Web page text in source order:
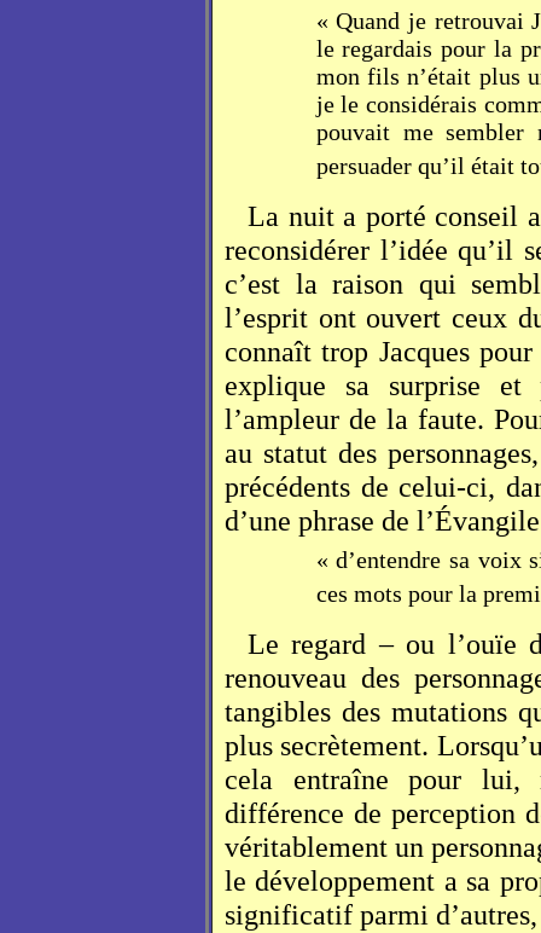
« Quand je retrouvai
le regardais pour la
mon fils n’était plus
je le considérais
pouvait me sembler
persuader qu’il était
La nuit a porté conseil
reconsidérer l’idée qu’il
c’est la raison qui
l’esprit ont ouvert ceux
connaît trop Jacques
explique sa surprise et
l’ampleur de la faute.
au statut des
précédents de celui-ci,
d’une phrase de
« d’entendre sa voix
ces mots pour la
Le regard – ou l’ouïe
renouveau des
tangibles des mutations
plus secrètement.
cela entraîne pour lui,
différence de perception
véritablement un
le développement a sa
significatif parmi